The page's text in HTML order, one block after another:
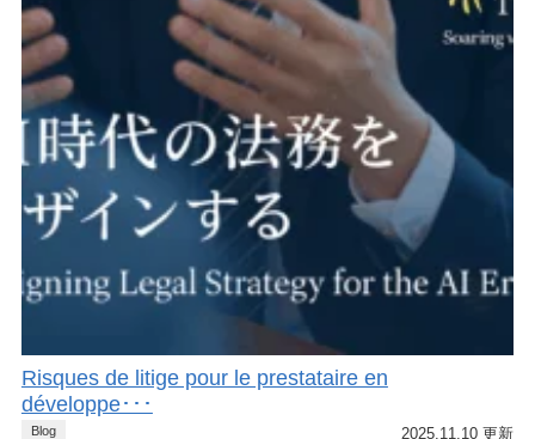
Risques de litige pour le prestataire en
développe･･･
Blog 2025.11.10 更新